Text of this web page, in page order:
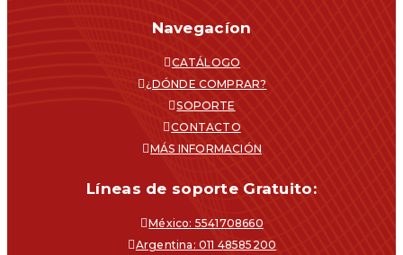
Navegacíon
CATÁLOGO
¿DÓNDE COMPRAR?
SOPORTE
CONTACTO
MÁS INFORMACIÓN
Líneas de soporte Gratuito:
México: 5541708660
Argentina: 011 48585200